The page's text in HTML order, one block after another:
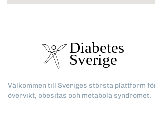
Välkommen till Sveriges största plattform
övervikt, obesitas och metabola syndromet.